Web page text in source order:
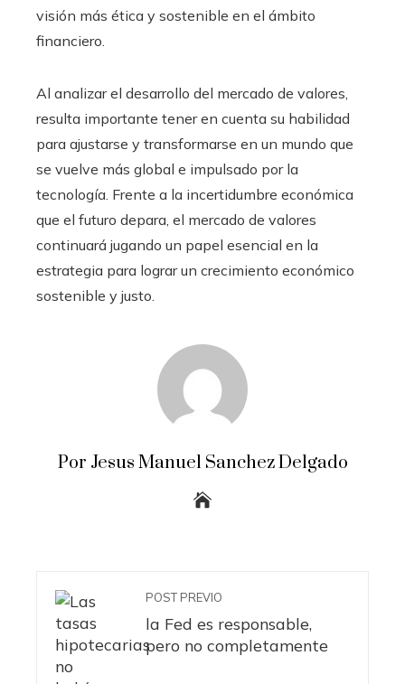
visión más ética y sostenible en el ámbito
financiero.
Al analizar el desarrollo del mercado de valores,
resulta importante tener en cuenta su habilidad
para ajustarse y transformarse en un mundo que
se vuelve más global e impulsado por la
tecnología. Frente a la incertidumbre económica
que el futuro depara, el mercado de valores
continuará jugando un papel esencial en la
estrategia para lograr un crecimiento económico
sostenible y justo.
Por Jesus Manuel Sanchez Delgado
POST PREVIO
la Fed es responsable,
pero no completamente